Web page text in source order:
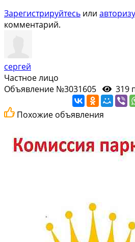
Зарегистрируйтесь или
комментарий.
сергей
Частное лицо
Объявление №3031605
319
Похожие объявления